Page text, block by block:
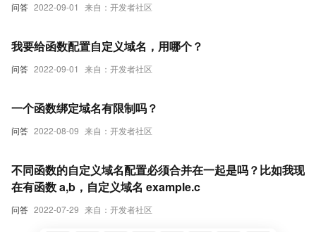
问答 2022-09-01 来自：开发者社区
问答 2022-09-01 来自：开发者社区
我要给函数配置自定义域名，用哪个？
问答 2022-08-09 来自：开发者社区
一个函数绑定域名有限制吗？
问答 2022-07-29 来自：开发者社区
不同函数的自定义域名配置必须合并在一起是吗？比如我现
在有函数 a,b，自定义域名 example.c